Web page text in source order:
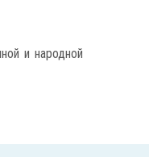
и народной